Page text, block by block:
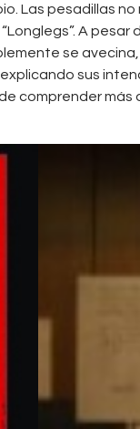
Las pesadillas
A
se
sus
comprender